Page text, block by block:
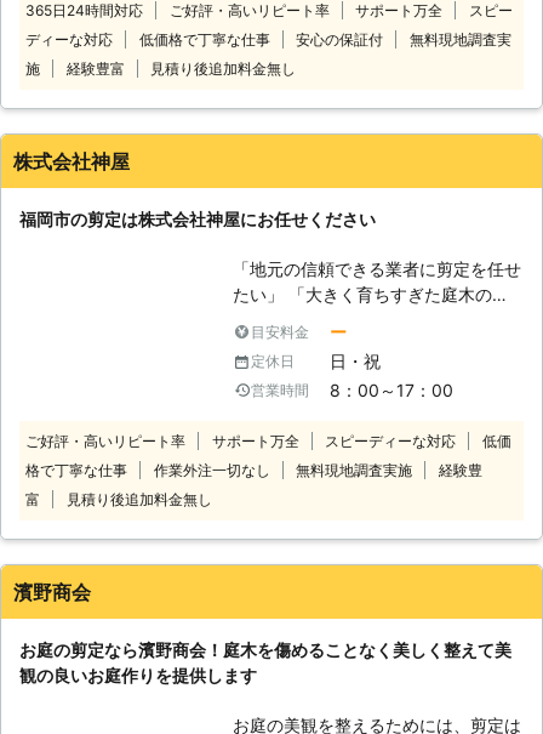
庭木にしてもらいませんか？ プロに
頼めば見た目だけでなく、今後の生長
に合わせた正しい剪定をしてくれま
以上のお庭に関するご依頼に対応して
実績豊富なお庭のスペシャリスト！
迅速・丁寧な態度はもちろん、お客様
らせてもらいますので、安心してお任
せください。 日本全国の多くの加盟
店と提携しておりますので、迅速に対
時はお任せください ・電線に樹木の
枝が引っ掛かりそうで悩んでいる ・
手入れしたい ・植樹や造園もお願い
したい！ 経験豊富なスタッフがスピ
り これからもお客様に高品質なサー
ビスを提供できるよう、努めさせてい
くお願いいたします！
365日24時間対応 ご好評・高いリピート率 サポート万全
スピー
ディーな対応
低価格で丁寧な仕事 安心の保証付
無料現地調査実
施
経験豊富 見積り後追加料金無し
株式会社神屋
福岡市の剪定は株式会社神屋にお任せください
「地元の信頼できる業者に剪定を任せ
たい」 「大きく育ちすぎた庭木のサ
業車を使って高木の剪定を依頼した
い」 このようなとき、株式会社神屋
に剪定をお任せください。 普段の庭
業車やクレーン車など重機が必要な難
しい剪定も対応できます。 「道には
まったご依頼もご相談くださいませ。
福岡県で剪定業者をお探しなら当店に
まずはご連絡を！相談から承っていま
す。
目安料金 ー
定休日 日・祝
営業時間 8：00～17：00
ご好評・高いリピート率 サポート万全 スピーディーな対応
低価
格で丁寧な仕事
作業外注一切なし 無料現地調査実施
経験豊
富
見積り後追加料金無し
濱野商会
お庭の剪定なら濱野商会！庭木を傷めることなく美しく整えて美
観の良いお庭作りを提供します
お庭の美観を整えるためには、剪定は